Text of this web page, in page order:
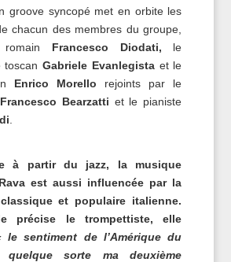
groove syncopé met en orbite les
chacun des membres du groupe,
romain Francesco Diodati, le
toscanGabriele Evanlegistaet le
Enrico Morello rejoints par le
Francesco Bearzatti et le pianiste
à partir du jazz, la musique
est aussi influencée par la
et populaire italienne.
précise le trompettiste, elle
le sentiment de l’Amérique du
sorte ma deuxième